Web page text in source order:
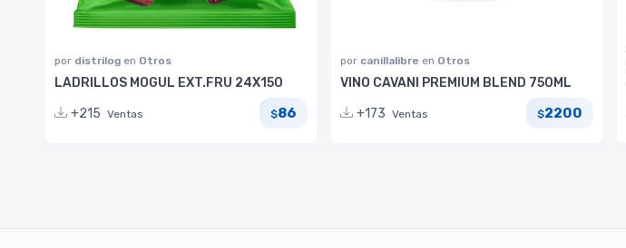
por distrilog en Otros
LADRILLOS MOGUL EXT.FRU 24X150
+215 Ventas $86
por canillalibre en Otros
VINO CAVANI PREMIUM BLEND 750ML
+173 Ventas $2200